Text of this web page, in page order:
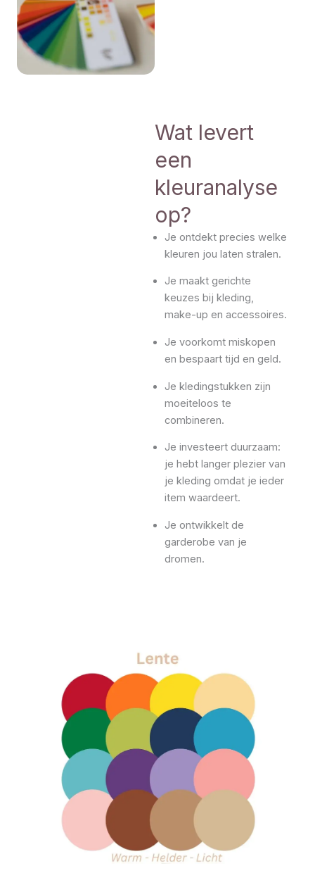
Wat levert
een
kleuranalyse
op?
Je ontdekt precies welke
kleuren jou laten stralen.
Je maakt gerichte
keuzes bij kleding,
make-up en accessoires.
Je voorkomt miskopen
en bespaart tijd en geld.
Je kledingstukken zijn
moeiteloos te
combineren.
Je investeert duurzaam:
je hebt langer plezier van
je kleding omdat je ieder
item waardeert.
Je ontwikkelt de
garderobe van je
dromen.